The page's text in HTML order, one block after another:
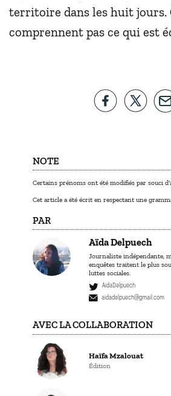
territoire dans les huit jours.
comprennent pas ce qui est
NOTE
Certains prénoms ont été modifiés par souci
Cet article a été écrit en respectant une
PAR
Aïda Delpuech
Journaliste indépendante,
enquêtes traitent le plus
luttes sociales.
AidaDelpuech
aidadelpuech@gmail.com
AVEC LA COLLABORATION
Haïfa Mzalouat
Édition